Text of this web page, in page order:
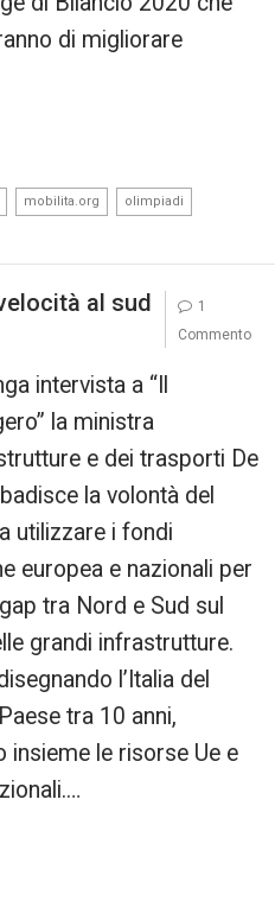
di migliorare
mobilita.org olimpiadi
al sud
intervista a “Il
la ministra
e dei trasporti De
la volontà del
utilizzare i fondi
europea e nazionali per
tra Nord e Sud sul
grandi infrastrutture.
l’Italia del
tra 10 anni,
insieme le risorse Ue e
1
Commento